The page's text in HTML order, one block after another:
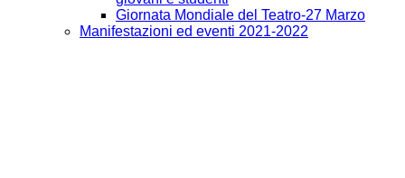
Giornata Mondiale del Teatro-27 Marzo
Manifestazioni ed eventi 2021-2022